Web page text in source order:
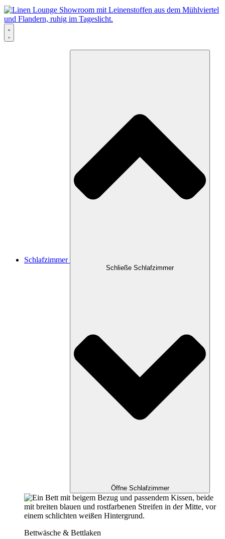
Schlafzimmer
Schließe Schlafzimmer
Öffne Schlafzimmer
Bettwäsche & Bettlaken